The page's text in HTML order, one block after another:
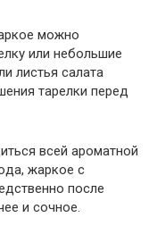
можно
или небольшие
листья салата
тарелки перед
всей ароматной
жаркое с
после
и сочное.